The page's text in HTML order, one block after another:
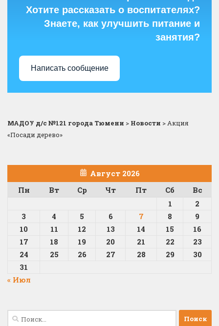
Хотите рассказать о воспитателях?
Знаете, как улучшить питание и
занятия?
Написать сообщение
МАДОУ д/с №121 города Тюмени > Новости >Акция
«Посади дерево»
Август 2026
Пн
Вт Ср Чт Пт Сб
Вс
1
2
3
4 5 6 7 8
9
10
11 12 13 14 15
16
17
18 19 20 21 22
23
24
25 26 27 28 29
30
31
« Июл
Найти: